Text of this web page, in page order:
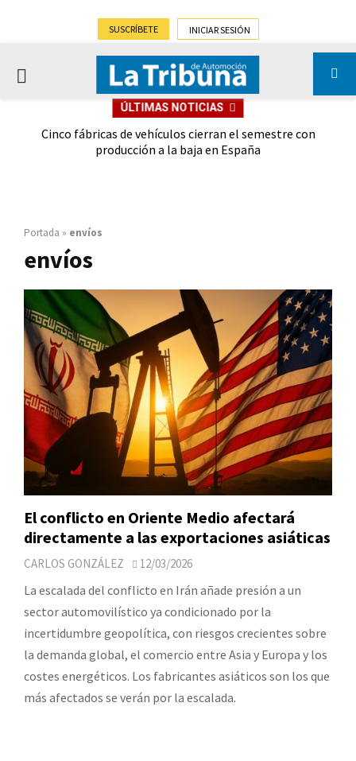
SUSCRÍBETE INICIAR SESIÓN
PRIMARY
ÚLTIMAS NOTICIAS
Cinco fábricas de vehículos cierran el semestre con
producción a la baja en España
Portada » envíos
envíos
El conflicto en Oriente Medio afectará
directamente a las exportaciones asiáticas
CARLOS GONZÁLEZ 12/03/2026
La escalada del conflicto en Irán añade presión a un
sector automovilístico ya condicionado por la
incertidumbre geopolítica, con riesgos crecientes sobre
la demanda global, el comercio entre Asia y Europa y los
costes energéticos. Los fabricantes asiáticos son los que
más afectados se verán por la escalada.